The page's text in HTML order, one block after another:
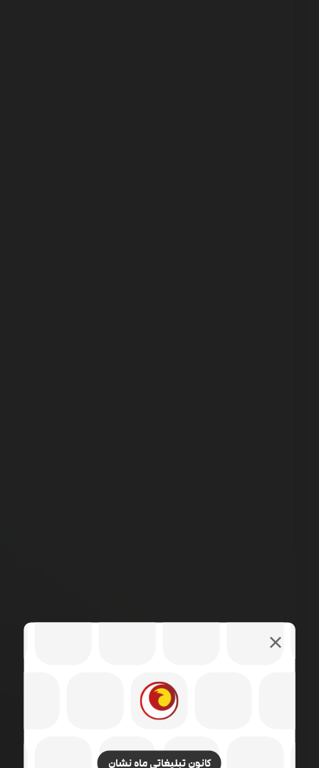
کانون تبلیغاتی ماه نشان